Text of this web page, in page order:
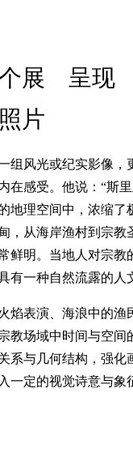
个展 呈现
片
组风光或纪实影像，
在感受。他说：“斯
地理空间中，浓缩了
，从海岸渔村到宗教
鲜明。当地人对宗教
有一种自然流露的人
焰表演、海浪中的渔
教场域中时间与空间
系与几何结构，强化
一定的视觉诗意与象